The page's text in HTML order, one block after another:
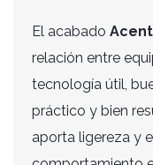
El acabado
relación entre
tecnología útil,
práctico y bien
aporta ligereza y